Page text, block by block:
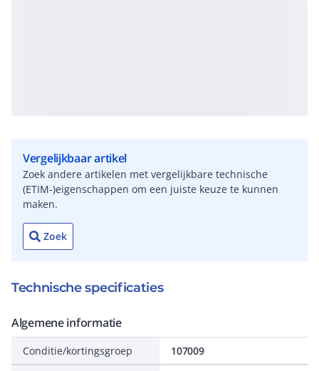
Vergelijkbaar artikel
Zoek andere artikelen met vergelijkbare technische
(ETIM-)eigenschappen om een juiste keuze te kunnen
maken.
Zoek
Technische specificaties
Algemene informatie
Conditie/kortingsgroep 107009